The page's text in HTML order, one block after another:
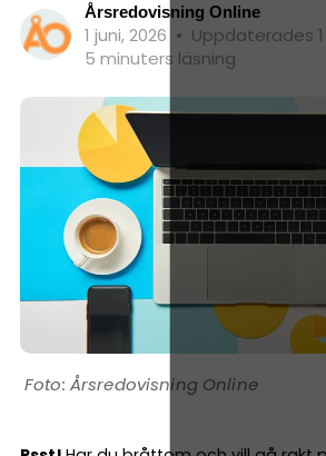
Årsredovisning Online
1 juni, 2026 • Uppdaterades
5 minuters läsning
Årsredovisning Online